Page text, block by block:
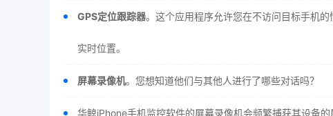
GPS定位跟踪器。这个应用程序允许您在不访问目标手机
实时位置。
屏幕录像机。您想知道他们与其他人进行了哪些对话吗？
华鲸iPhone手机监控软件的屏幕录像机会频繁捕获其设备的